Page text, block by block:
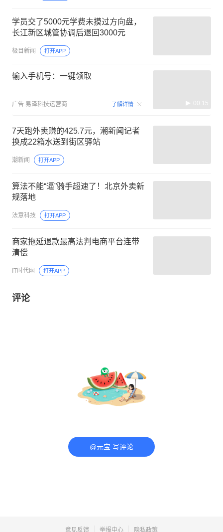
学员交了5000元学费未摸过方向盘，
长江新区城管协调后退回3000元
极目新闻 打开APP
输入手机号：一键领取
广告 易泽科技运营商 了解详情 00:15
7天跑外卖赚的425.7元，潮新闻记者
换成22箱水送到街区驿站
潮新闻 打开APP
算法不能“逼”骑手超速了！北京外卖新
规落地
法意科技 打开APP
商家拖延退款最高法判电商平台连带
清偿
IT时代网 打开APP
评论
@元宝 写评论
意见反馈 举报中心 隐私政策